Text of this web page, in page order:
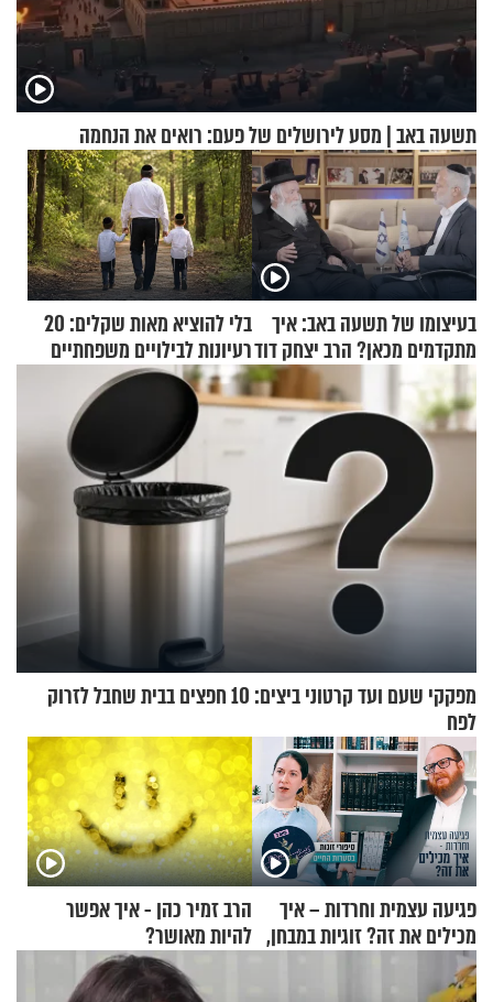
תשעה באב | מסע לירושלים של פעם: רואים את הנחמה
בעיצומו של תשעה באב: איך
מתקדמים מכאן? הרב יצחק דוד
גרוסמן בשיחה מיוחדת
בלי להוציא מאות שקלים: 20
רעיונות לבילויים משפחתיים
כמעט בחינם
מפקקי שעם ועד קרטוני ביצים: 10 חפצים בבית שחבל לזרוק
לפח
פגיעה עצמית וחרדות – איך
מכילים את זה? זוגיות במבחן,
הפעם עם יהודית ואלתר כהן
הרב זמיר כהן - איך אפשר
להיות מאושר?